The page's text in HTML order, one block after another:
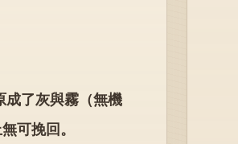
成了灰與霧（無機
可挽回。